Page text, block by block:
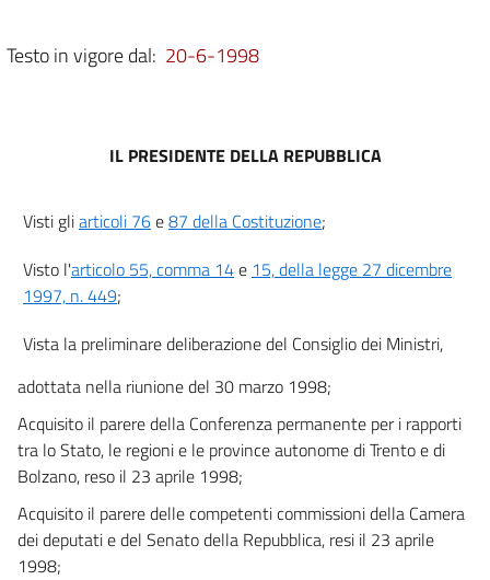
7
ECONOMICA
10
11
12
13
ACCELERAZIONE DELLE PROCEDURE DI UTILIZZAZIONE DEI FONDI
STRUTTURALI E DEFINIZIONE DEI SERVIZI DI INTERESSE PUBBLICO.
14
15
Titolo V
NORMA DI SALVAGUARDIA
16
Testo in vigore dal: 20-6-1998
IL PRESIDENTE DELLA REPUBBLICA
Visti gliarticoli 76e87 della Costituzione;
Visto l'articolo 55, comma 14e 15, della legge 27 dicembre
1997, n. 449;
Vista la preliminare deliberazione del Consiglio dei Ministri,
adottata nella riunione del 30 marzo 1998;
Acquisito il parere della Conferenza permanente per i rapporti
tra lo Stato, le regioni e le province autonome di Trento e di
Bolzano, reso il 23 aprile 1998;
Acquisito il parere delle competenti commissioni della Camera
dei deputati e del Senato della Repubblica, resi il 23 aprile
1998;